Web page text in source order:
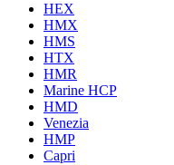
HEX
HMX
HMS
HTX
HMR
Marine HCP
HMD
Venezia
HMP
Capri